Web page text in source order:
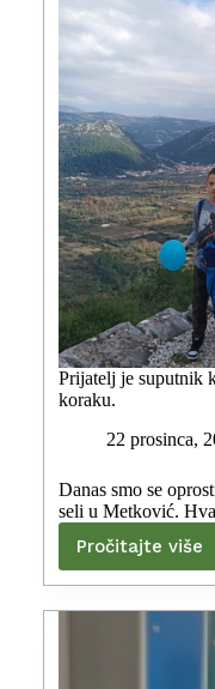
Prijatelj je suputnik
koraku.
22 prosinca,
Danas smo se
seli u Metković.
Pročitajte više